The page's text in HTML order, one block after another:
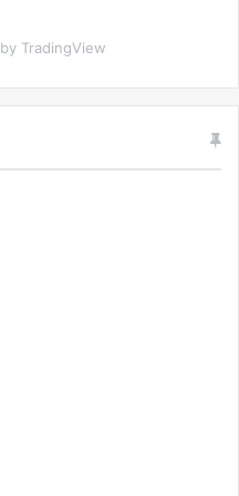
by TradingView